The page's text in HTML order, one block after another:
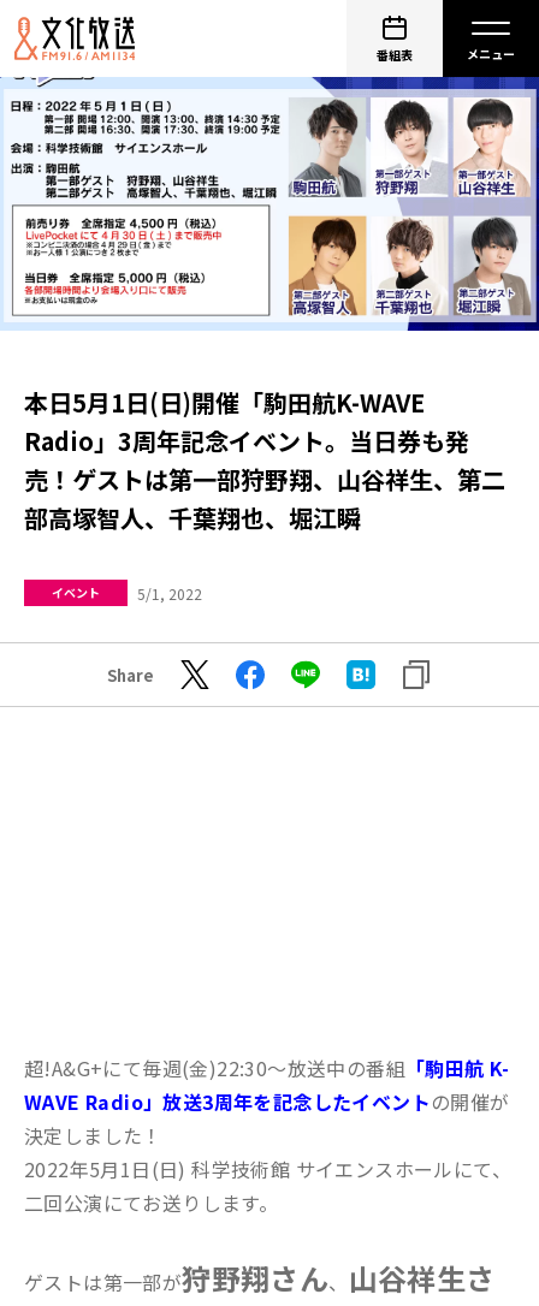
番組表
本日5月1日(日)開催「駒田航K-WAVE
Radio」3周年記念イベント。当日券も発
売！ゲストは第一部狩野翔、山谷祥生、第二
部高塚智人、千葉翔也、堀江瞬
イベント 5/1, 2022
Share
超!A&G+にて毎週(金)22:30～放送中の番組 「駒田航 K-
WAVE Radio」放送3周年を記念したイベントの開催が
決定しました！
2022年5月1日(日) 科学技術館 サイエンスホールにて、
二回公演にてお送りします。
ゲストは第一部が狩野翔さん、 山谷祥生さ